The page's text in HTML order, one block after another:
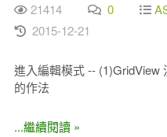
21414 0
2015-12-21
進入編輯模式 -- (1)GridView
的作法
...繼續閱讀 »